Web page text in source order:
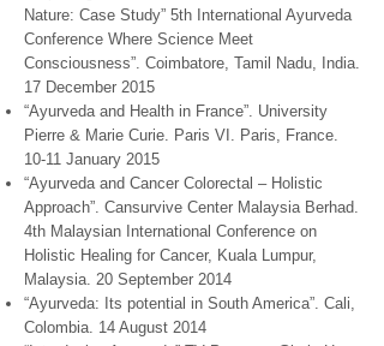
Nature: Case Study” 5th International Ayurveda
Conference Where Science Meet
Consciousness”. Coimbatore, Tamil Nadu, India.
17 December 2015
“Ayurveda and Health in France”. University
Pierre & Marie Curie. Paris VI. Paris, France.
10-11 January 2015
“Ayurveda and Cancer Colorectal – Holistic
Approach”. Cansurvive Center Malaysia Berhad.
4th Malaysian International Conference on
Holistic Healing for Cancer, Kuala Lumpur,
Malaysia. 20 September 2014
“Ayurveda: Its potential in South America”. Cali,
Colombia. 14 August 2014